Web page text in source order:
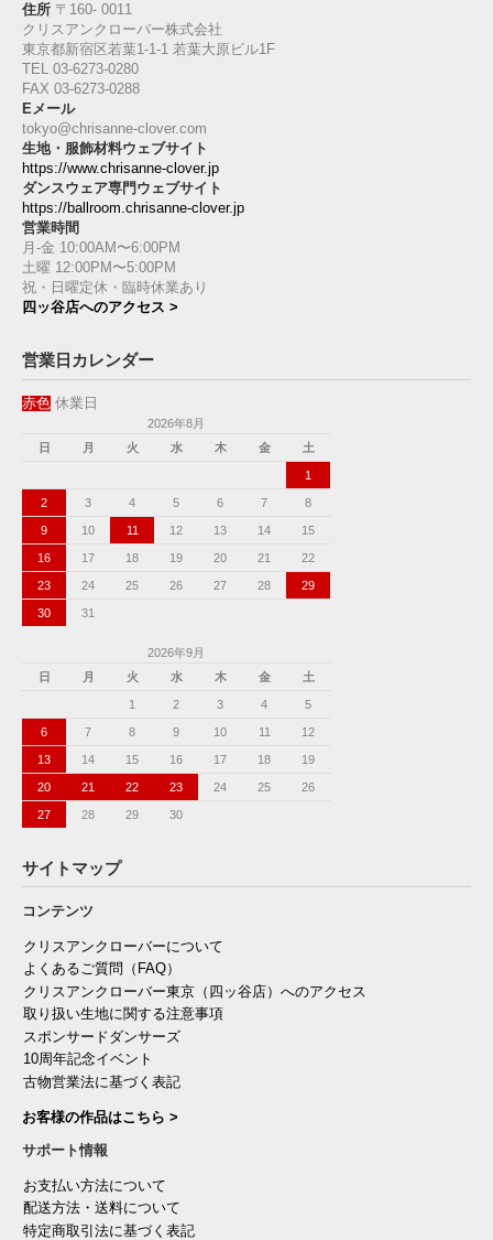
住所 〒160‐ 0011
クリスアンクローバー株式会社
東京都新宿区若葉1‐1-1 若葉大原ビル1F
TEL 03-6273-0280
FAX 03-6273-0288
Eメール
tokyo@chrisanne-clover.com
生地・服飾材料ウェブサイト
https://www.chrisanne-clover.jp
ダンスウェア専門ウェブサイト
https://ballroom.chrisanne-clover.jp
営業時間
月-金 10:00AM〜6:00PM
土曜 12:00PM〜5:00PM
祝・日曜定休・臨時休業あり
四ッ谷店へのアクセス >
営業日カレンダー
赤色 休業日
2026年8月
日
月 火 水 木 金 土
1
2 3 4 5 6 7 8
9 10 11 12 13 14 15
16 17 18 19 20 21 22
23 24 25 26 27 28 29
30 31
2026年9月
日
月 火 水 木 金 土
1 2 3 4 5
6 7 8 9 10 11 12
13 14 15 16 17 18 19
20 21 22 23 24 25 26
27 28 29 30
サイトマップ
コンテンツ
クリスアンクローバーについて
よくあるご質問（FAQ）
クリスアンクローバー東京（四ッ谷店）へのアクセス
取り扱い生地に関する注意事項
スポンサードダンサーズ
10周年記念イベント
古物営業法に基づく表記
お客様の作品はこちら >
サポート情報
お支払い方法について
配送方法・送料について
特定商取引法に基づく表記